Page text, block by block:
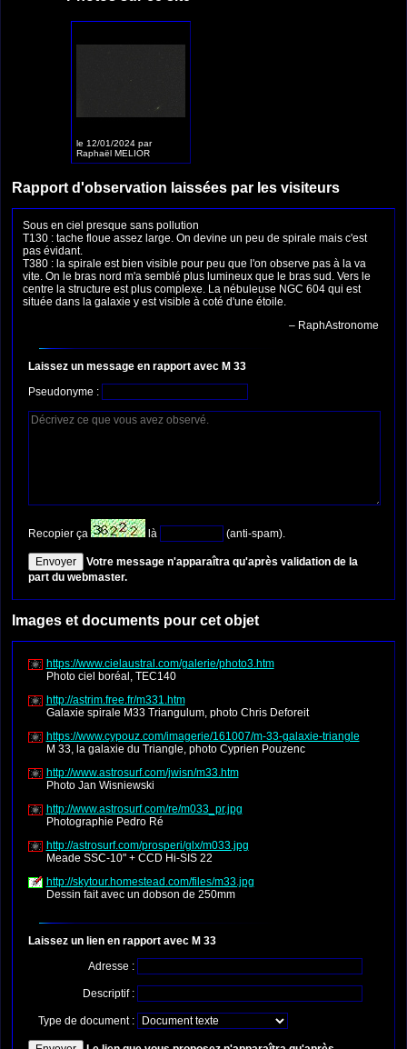
le 12/01/2024 par
Raphaël MELIOR
Rapport d'observation laissées par les visiteurs
Sous en ciel presque sans pollution
T130 : tache floue assez large. On devine un peu de spirale mais c'est
pas évidant.
T380 : la spirale est bien visible pour peu que l'on observe pas à la va
vite. On le bras nord m'a semblé plus lumineux que le bras sud. Vers le
centre la structure est plus complexe. La nébuleuse NGC 604 qui est
située dans la galaxie y est visible à coté d'une étoile.
– RaphAstronome
Laissez un message en rapport avec M 33
Pseudonyme :
Recopier ça là (anti-spam).
Votre message n'apparaîtra qu'après validation de la
part du webmaster.
Images et documents pour cet objet
https://www.cielaustral.com/galerie/photo3.htm
Photo ciel boréal, TEC140
http://astrim.free.fr/m331.htm
Galaxie spirale M33 Triangulum, photo Chris Deforeit
https://www.cypouz.com/imagerie/161007/m-33-galaxie-triangle
M 33, la galaxie du Triangle, photo Cyprien Pouzenc
http://www.astrosurf.com/jwisn/m33.htm
Photo Jan Wisniewski
http://www.astrosurf.com/re/m033_pr.jpg
Photographie Pedro Ré
http://astrosurf.com/prosperi/glx/m033.jpg
Meade SSC-10" + CCD Hi-SIS 22
http://skytour.homestead.com/files/m33.jpg
Dessin fait avec un dobson de 250mm
Laissez un lien en rapport avec M 33
Adresse :
Descriptif :
Type de document :